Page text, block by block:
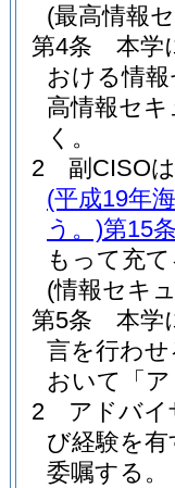
(最高情報
第4条
本学
おける情
高情報セ
く。
2
副CISO
(平成19年
う。)第15
もって充
(情報セキ
第5条
本学
言を行わ
おいて「
2
アドバ
び経験を
委嘱する。